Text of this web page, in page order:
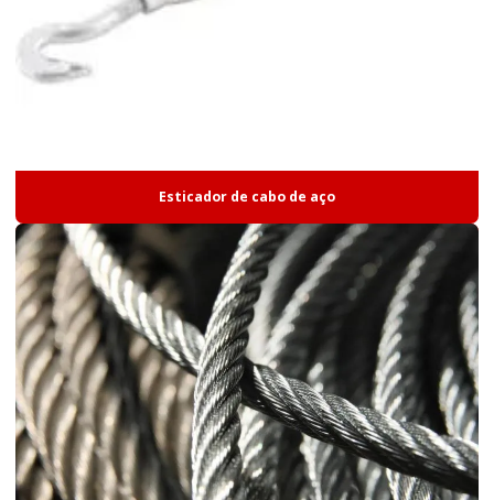
Esticador de cabo de aço